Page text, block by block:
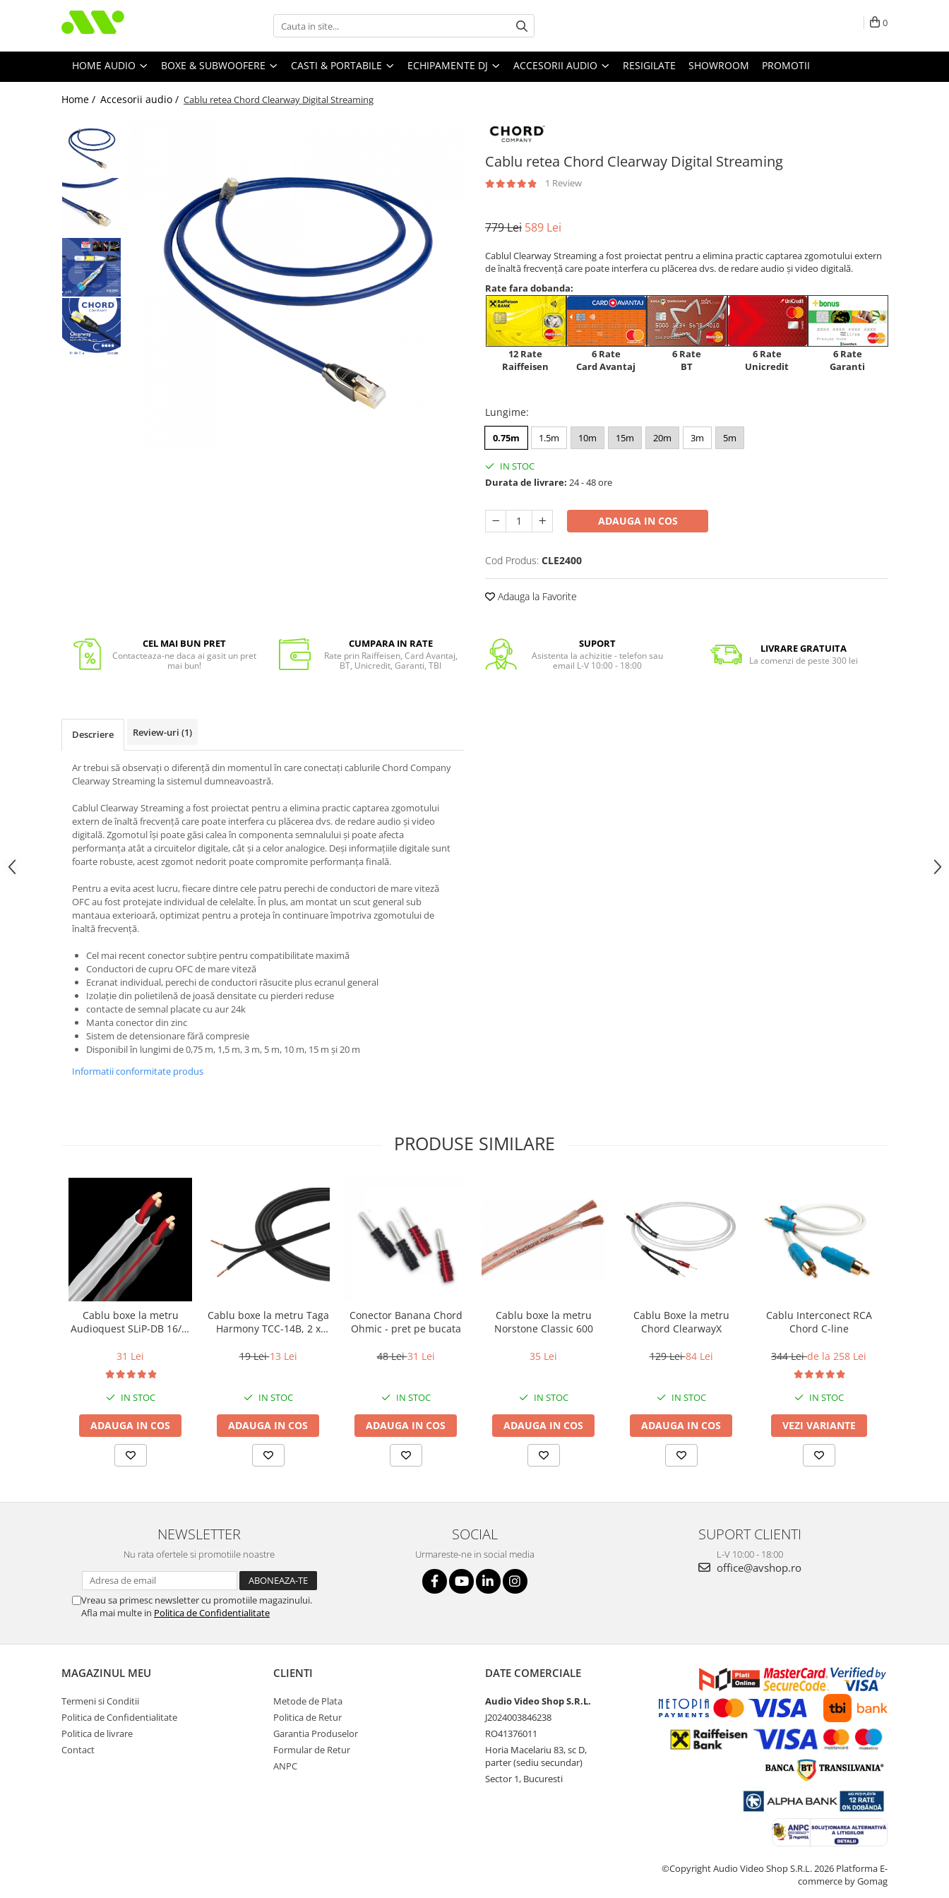
0
HOME AUDIO BOXE & SUBWOOFERE CASTI & PORTABILE ECHIPAMENTE DJ ACCESORII AUDIO RESIGILATE SHOWROOM PROMOTII
Home / Accesorii audio / Cablu retea Chord Clearway Digital Streaming
Cablu retea Chord Clearway Digital Streaming
1 Review
779 Lei 589 Lei
Cablul Clearway Streaming a fost proiectat pentru a elimina practic captarea zgomotului extern
de înaltă frecvență care poate interfera cu plăcerea dvs. de redare audio și video digitală.
Rate fara dobanda:
12 Rate
Raiffeisen
6 Rate
Card Avantaj
6 Rate
BT
6 Rate
Unicredit
6 Rate
Garanti
Lungime:
0.75m 1.5m 10m 15m 20m 3m 5m
IN STOC
Durata de livrare: 24 - 48 ore
ADAUGA IN COS
Cod Produs: CLE2400
Adauga la Favorite
CEL MAI BUN PRET
Contacteaza-ne daca ai gasit un pret
mai bun!
CUMPARA IN RATE
Rate prin Raiffeisen, Card Avantaj,
BT, Unicredit, Garanti, TBI
SUPORT
Asistenta la achizitie - telefon sau
email L-V 10:00 - 18:00
LIVRARE GRATUITA
La comenzi de peste 300 lei
Descriere Review-uri (1)
Ar trebui să observați o diferență din momentul în care conectați cablurile Chord Company
Clearway Streaming la sistemul dumneavoastră.
Cablul Clearway Streaming a fost proiectat pentru a elimina practic captarea zgomotului
extern de înaltă frecvență care poate interfera cu plăcerea dvs. de redare audio și video
digitală. Zgomotul își poate găsi calea în componenta semnalului și poate afecta
performanța atât a circuitelor digitale, cât și a celor analogice. Deși informațiile digitale sunt
foarte robuste, acest zgomot nedorit poate compromite performanța finală.
Pentru a evita acest lucru, fiecare dintre cele patru perechi de conductori de mare viteză
OFC au fost protejate individual de celelalte. În plus, am montat un scut general sub
mantaua exterioară, optimizat pentru a proteja în continuare împotriva zgomotului de
înaltă frecvență.
Cel mai recent conector subțire pentru compatibilitate maximă
Conductori de cupru OFC de mare viteză
Ecranat individual, perechi de conductori răsucite plus ecranul general
Izolație din polietilenă de joasă densitate cu pierderi reduse
contacte de semnal placate cu aur 24k
Manta conector din zinc
Sistem de detensionare fără compresie
Disponibil în lungimi de 0,75 m, 1,5 m, 3 m, 5 m, 10 m, 15 m și 20 m
Informatii conformitate produs
PRODUSE SIMILARE
Cablu boxe la metru
Audioquest SLiP-DB 16/2,
31 Lei
IN STOC
ADAUGA IN COS
Cablu boxe la metru Taga
Harmony TCC-14B, 2 x
19 Lei13 Lei
IN STOC
ADAUGA IN COS
Conector Banana Chord
Ohmic - pret pe bucata
48 Lei31 Lei
IN STOC
ADAUGA IN COS
Cablu boxe la metru
Norstone Classic 600
35 Lei
IN STOC
ADAUGA IN COS
Cablu Boxe la metru
Chord ClearwayX
129 Lei84 Lei
IN STOC
ADAUGA IN COS
Cablu Interconect RCA
Chord C-line
344 Leide la 258 Lei
IN STOC
VEZI VARIANTE
NEWSLETTER
Nu rata ofertele si promotiile noastre
Vreau sa primesc newsletter cu promotiile magazinului.
Afla mai multe in Politica de Confidentialitate
SOCIAL
Urmareste-ne in social media
SUPORT CLIENTI
L-V 10:00 - 18:00
office@avshop.ro
MAGAZINUL MEU
Termeni si Conditii
Politica de Confidentialitate
Politica de livrare
Contact
CLIENTI
Metode de Plata
Politica de Retur
Garantia Produselor
Formular de Retur
ANPC
DATE COMERCIALE
Audio Video Shop S.R.L.
J2024003846238
RO41376011
Horia Macelariu 83, sc D,
parter (sediu secundar)
Sector 1, Bucuresti
©Copyright Audio Video Shop S.R.L. 2026 Platforma E-
commerce by Gomag